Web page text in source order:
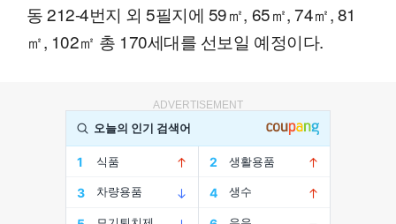
동 212-4번지 외 5필지에 59㎡, 65㎡, 74㎡, 81
㎡, 102㎡ 총 170세대를 선보일 예정이다.
ADVERTISEMENT